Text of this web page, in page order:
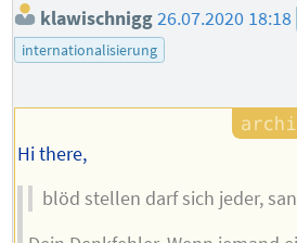
klawischnigg 26.07.2020 18:18
internationalisierung
Hi there,
blöd stellen darf sich jeder,